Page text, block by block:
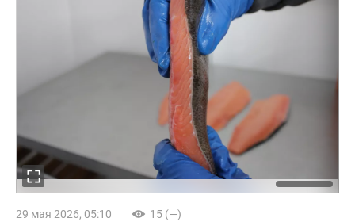
29 мая 2026, 05:10 15 (—)